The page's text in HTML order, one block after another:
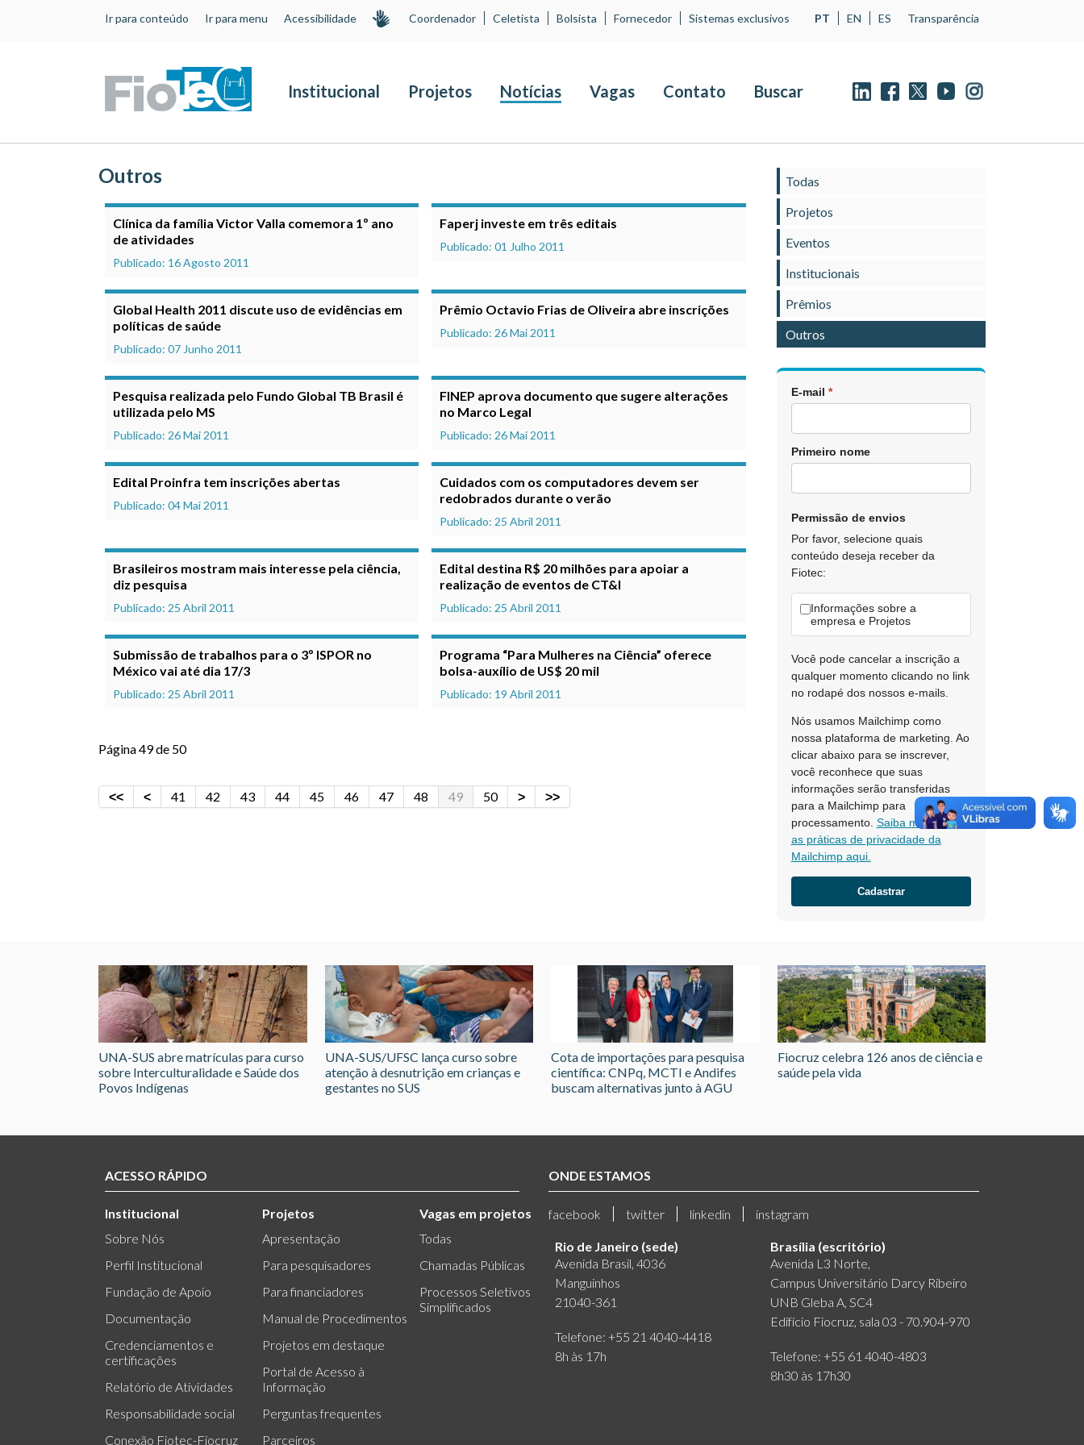
Ir para conteúdo Ir para menu Acessibilidade Coordenador Celetista Bolsista Fornecedor Sistemas exclusivos PT EN ES Transparência
Institucional Projetos Notícias Vagas Contato Buscar
Todas
Projetos
Eventos
Institucionais
Prêmios
Outros
E-mail *
Primeiro nome
Permissão de envios
Por favor, selecione quais
conteúdo deseja receber da
Fiotec:
Informações sobre a
empresa e Projetos
Você pode cancelar a inscrição a
qualquer momento clicando no link
no rodapé dos nossos e-mails.
Nós usamos Mailchimp como
nossa plataforma de marketing. Ao
clicar abaixo para se inscrever,
você reconhece que suas
informações serão transferidas
para a Mailchimp para
processamento. Saiba mais sobre
as práticas de privacidade da
Mailchimp aqui.
Outros
Clínica da família Victor Valla comemora 1º ano
de atividades
Publicado: 16 Agosto 2011
Faperj investe em três editais
Publicado: 01 Julho 2011
Global Health 2011 discute uso de evidências em
políticas de saúde
Publicado: 07 Junho 2011
Prêmio Octavio Frias de Oliveira abre inscrições
Publicado: 26 Mai 2011
Pesquisa realizada pelo Fundo Global TB Brasil é
utilizada pelo MS
Publicado: 26 Mai 2011
FINEP aprova documento que sugere alterações
no Marco Legal
Publicado: 26 Mai 2011
Edital Proinfra tem inscrições abertas
Publicado: 04 Mai 2011
Cuidados com os computadores devem ser
redobrados durante o verão
Publicado: 25 Abril 2011
Brasileiros mostram mais interesse pela ciência,
diz pesquisa
Publicado: 25 Abril 2011
Edital destina R$ 20 milhões para apoiar a
realização de eventos de CT&I
Publicado: 25 Abril 2011
Submissão de trabalhos para o 3º ISPOR no
México vai até dia 17/3
Publicado: 25 Abril 2011
Programa “Para Mulheres na Ciência” oferece
bolsa-auxílio de US$ 20 mil
Publicado: 19 Abril 2011
Página 49 de 50
41 42 43 44 45 46 47 48 49 50
UNA-SUS abre matrículas para curso
sobre Interculturalidade e Saúde dos
Povos Indígenas
UNA-SUS/UFSC lança curso sobre
atenção à desnutrição em crianças e
gestantes no SUS
Cota de importações para pesquisa
científica: CNPq, MCTI e Andifes
buscam alternativas junto à AGU
Fiocruz celebra 126 anos de ciência e
saúde pela vida
ACESSO RÁPIDO
Institucional
Sobre Nós
Perfil Institucional
Fundação de Apoio
Documentação
Credenciamentos e
certificações
Relatório de Atividades
Responsabilidade social
Conexão Fiotec-Fiocruz
Projetos
Apresentação
Para pesquisadores
Para financiadores
Manual de Procedimentos
Projetos em destaque
Portal de Acesso à
Informação
Perguntas frequentes
Parceiros
Vagas em projetos
Todas
Chamadas Públicas
Processos Seletivos
Simplificados
ONDE ESTAMOS
facebook twitter linkedin instagram
Rio de Janeiro (sede)
Avenida Brasil, 4036
Manguinhos
21040-361
Telefone: +55 21 4040-4418
8h às 17h
Brasília (escritório)
Avenida L3 Norte,
Campus Universitário Darcy Ribeiro
UNB Gleba A, SC4
Edifício Fiocruz, sala 03 - 70.904-970
Telefone: +55 61 4040-4803
8h30 às 17h30